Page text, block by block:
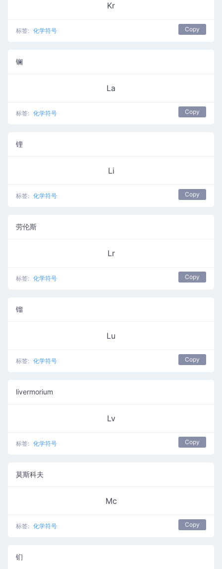
Kr
标签: 化学符号 Copy
镧
La
标签: 化学符号 Copy
锂
Li
标签: 化学符号 Copy
劳伦斯
Lr
标签: 化学符号 Copy
镏
Lu
标签: 化学符号 Copy
livermorium
Lv
标签: 化学符号 Copy
莫斯科夫
Mc
标签: 化学符号 Copy
钔